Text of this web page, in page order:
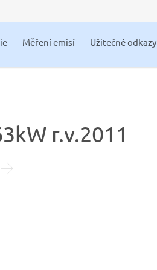
Měření emisí Užitečné odkazy
r.v.2011
